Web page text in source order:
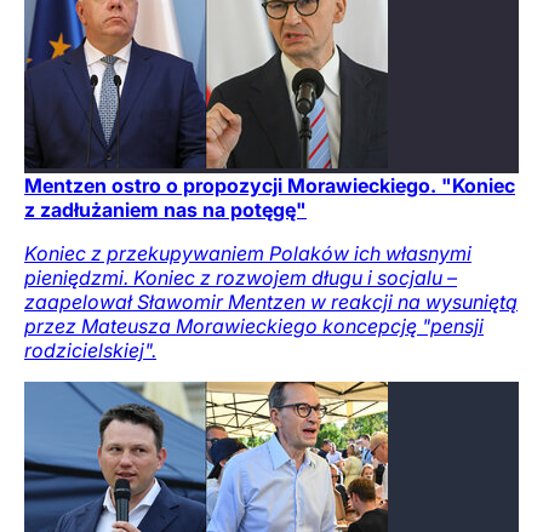
Mentzen ostro o propozycji Morawieckiego. "Koniec
z zadłużaniem nas na potęgę"
Koniec z przekupywaniem Polaków ich własnymi
pieniędzmi. Koniec z rozwojem długu i socjalu –
zaapelował Sławomir Mentzen w reakcji na wysuniętą
przez Mateusza Morawieckiego koncepcję "pensji
rodzicielskiej".